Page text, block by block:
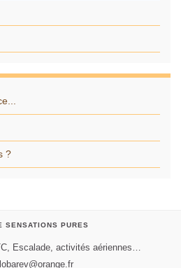
?
SENSATIONS PURES
Escalade, activités aériennes…